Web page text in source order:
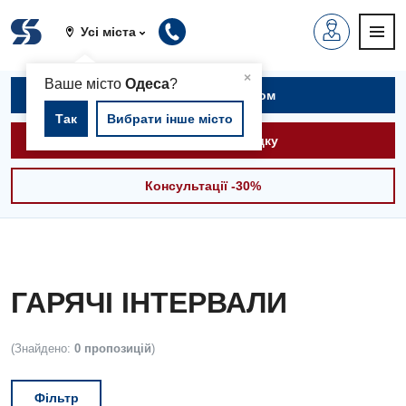
Усі міста
×
Ваше містоОдеса?
Так Вибрати інше місто
Записатися на прийом
Викликати швидку
Консультації -30%
ГАРЯЧІ ІНТЕРВАЛИ
(Знайдено: 0 пропозицій)
Фільтр